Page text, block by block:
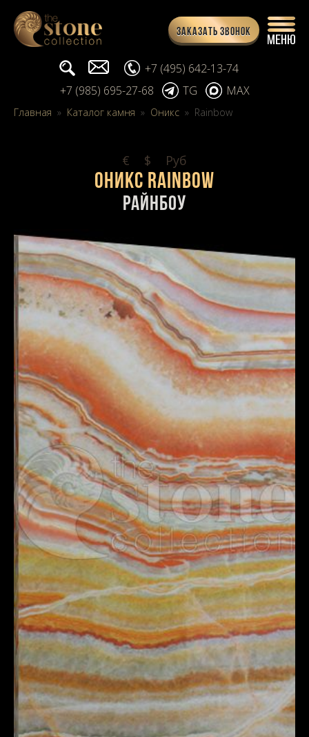
Заказать звонок
Поиск... info@stone-collection.ru
+7 (495) 642-13-74
+7 (985) 695-27-68
TG MAX
Главная » Каталог камня » Оникс » Rainbow
€ $ Pуб
Оникс Rainbow
Райнбоу